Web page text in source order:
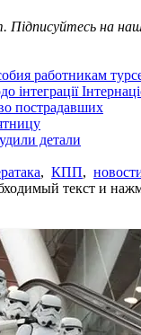
Підписуйтесь на
работникам
пострадавших
детали
, КПП,
текст и